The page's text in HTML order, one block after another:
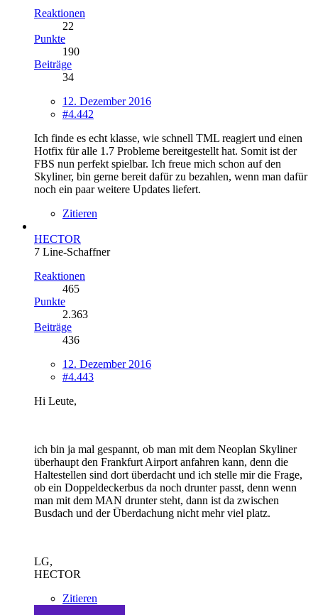
Reaktionen
22
Punkte
190
Beiträge
34
12. Dezember 2016
#4.442
Ich finde es echt klasse, wie schnell TML reagiert und einen
Hotfix für alle 1.7 Probleme bereitgestellt hat. Somit ist der
FBS nun perfekt spielbar. Ich freue mich schon auf den
Skyliner, bin gerne bereit dafür zu bezahlen, wenn man dafür
noch ein paar weitere Updates liefert.
Zitieren
HECTOR
7 Line-Schaffner
Reaktionen
465
Punkte
2.363
Beiträge
436
12. Dezember 2016
#4.443
Hi Leute,
ich bin ja mal gespannt, ob man mit dem Neoplan Skyliner
überhaupt den Frankfurt Airport anfahren kann, denn die
Haltestellen sind dort überdacht und ich stelle mir die Frage,
ob ein Doppeldeckerbus da noch drunter passt, denn wenn
man mit dem MAN drunter steht, dann ist da zwischen
Busdach und der Überdachung nicht mehr viel platz.
LG,
HECTOR
Zitieren